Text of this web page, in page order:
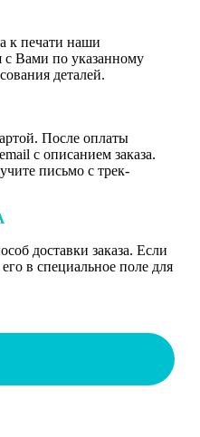
к печати наши
с Вами по указанному
деталей.
После оплаты
с описанием заказа.
письмо с трек-
доставки заказа. Если
в специальное поле для